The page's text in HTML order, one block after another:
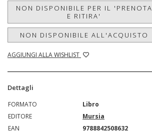
NON DISPONIBILE PER IL 'PRENOTA
E RITIRA'
NON DISPONIBILE ALL'ACQUISTO
AGGIUNGI ALLA WISHLIST
Dettagli
FORMATO
Libro
EDITORE
Mursia
EAN
9788842508632